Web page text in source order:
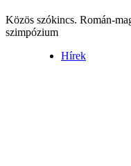
Közös szókincs. Román-
szimpózium
Hírek